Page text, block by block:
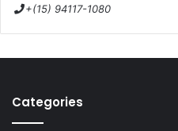
+(15) 94117-1080
Categories